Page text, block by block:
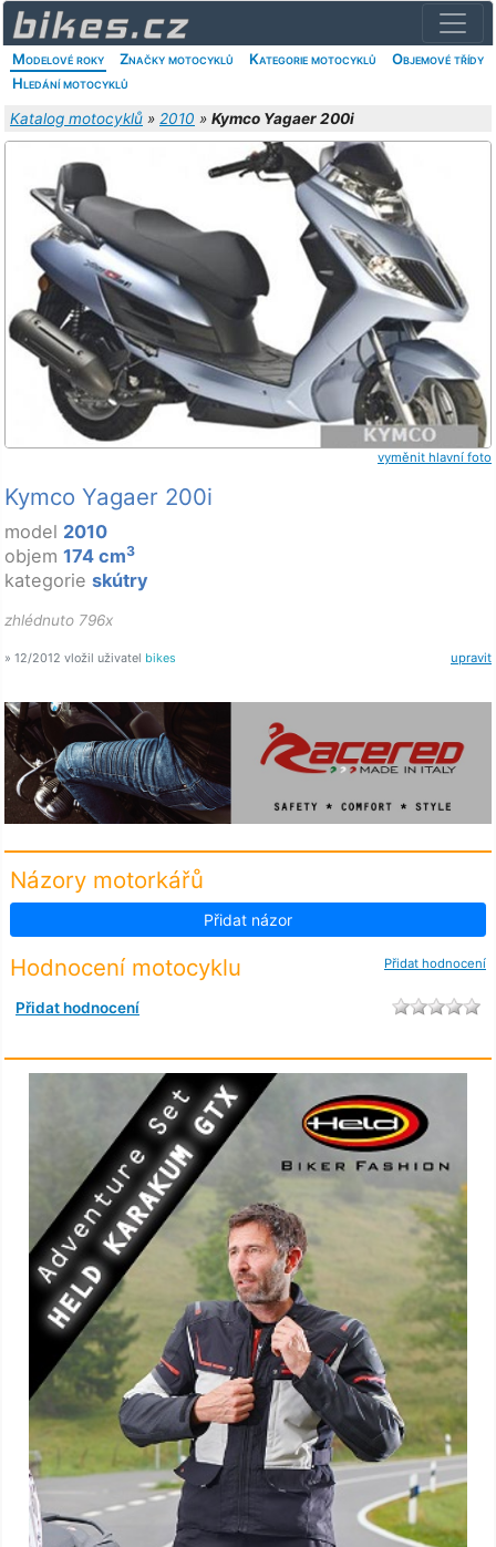
Modelové roky Značky motocyklů Kategorie motocyklů
Objemové třídy
Hledání motocyklů
Katalog motocyklů » 2010 » Kymco Yagaer 200i
vyměnit hlavní foto
Kymco Yagaer 200i
model 2010
objem 174 cm3
kategorie skútry
zhlédnuto 796x
upravit
» 12/2012 vložil uživatel bikes
Názory motorkářů
Přidat názor
Přidat hodnocení
Hodnocení motocyklu
Přidat hodnocení